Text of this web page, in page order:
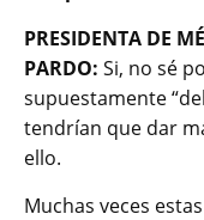
PRESIDENTA DE
PARDO: Si, no sé
supuestamente
tendrían que dar
ello.
Muchas veces